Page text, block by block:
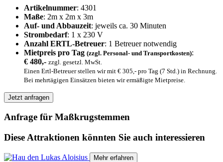
Artikelnummer: 4301
Maße: 2m x 2m x 3m
Auf- und Abbauzeit: jeweils ca. 30 Minuten
Strombedarf: 1 x 230 V
Anzahl ERTL-Betreuer: 1 Betreuer notwendig
Mietpreis pro Tag (zzgl. Personal- und Transportkosten):
€ 480,- zzgl. gesetzl. MwSt.
Einen Ertl-Betreuer stellen wir mit € 305,- pro Tag (7 Std.) in Rechnung.
Bei mehrtägigen Einsätzen bieten wir ermäßigte Mietpreise.
Jetzt anfragen
Anfrage für Maßkrugstemmen
Diese Attraktionen könnten Sie auch interessieren
Mehr erfahren